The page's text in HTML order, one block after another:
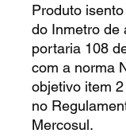
Produto
do Inmetro de
portaria 108
com a norma
objetivo item
no
Mercosul.